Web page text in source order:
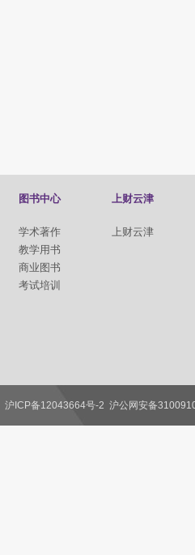
图书中心
学术著作
教学用书
商业图书
考试培训
上财云津
上财云津
沪ICP备12043664号-2 沪公网安备